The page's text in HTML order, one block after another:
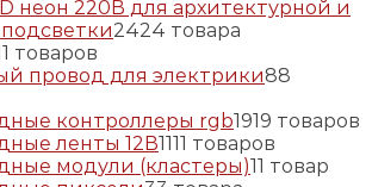
неон 220В для архитектурной и
2424 товара
товаров
провод для электрики88
контроллеры rgb1919 товаров
ленты 12В1111 товаров
модули (кластеры)11 товар